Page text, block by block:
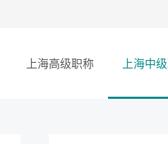
上海高级职称 上海中